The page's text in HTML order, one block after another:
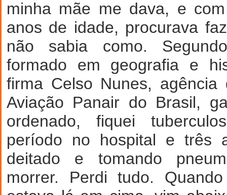
minha mãe me dava, e
anos de idade, procurava
não sabia como.
formado em geografia e
firma Celso Nunes, agência
Aviação Panair do Brasil,
ordenado, fiquei
período no hospital e três
deitado e tomando
morrer. Perdi tudo.